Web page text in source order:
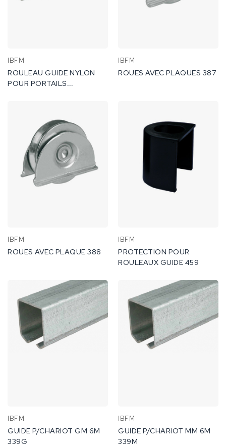
IBFM
ROULEAU GUIDE NYLON
POUR PORTAILS
IBFM
ROUES AVEC PLAQUES 387
IBFM
ROUES AVEC PLAQUE 388
IBFM
PROTECTION POUR
ROULEAUX GUIDE 459
IBFM
GUIDE P/CHARIOT GM 6M
339G
IBFM
GUIDE P/CHARIOT MM 6M
339M